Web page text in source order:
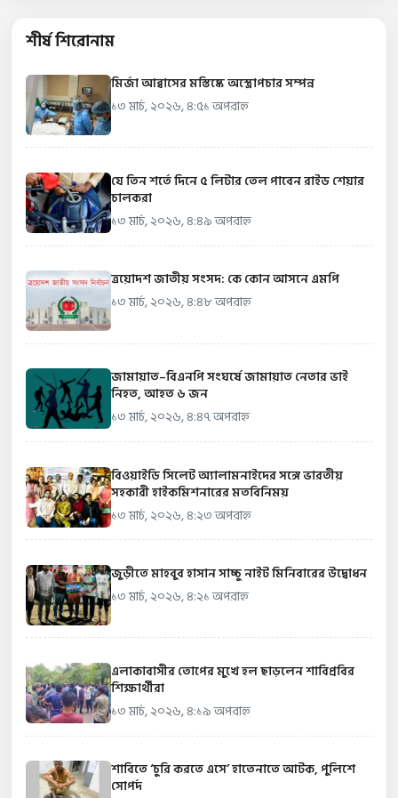
শীর্ষ শিরোনাম
মির্জা আব্বাসের মস্তিষ্কে অস্ত্রোপচার সম্পন্ন
১৩ মার্চ, ২০২৬, ৪:৫১ অপরাহ্ন
যে তিন শর্তে দিনে ৫ লিটার তেল পাবেন রাইড শেয়ার
চালকরা
১৩ মার্চ, ২০২৬, ৪:৪৯ অপরাহ্ন
ত্রয়োদশ জাতীয় সংসদ: কে কোন আসনে এমপি
১৩ মার্চ, ২০২৬, ৪:৪৮ অপরাহ্ন
জামায়াত–বিএনপি সংঘর্ষে জামায়াত নেতার ভাই
নিহত, আহত ৬ জন
১৩ মার্চ, ২০২৬, ৪:৪৭ অপরাহ্ন
বিওয়াইডি সিলেট অ্যালামনাইদের সঙ্গে ভারতীয়
সহকারী হাইকমিশনারের মতবিনিময়
১৩ মার্চ, ২০২৬, ৪:২৩ অপরাহ্ন
জুড়ীতে মাহবুব হাসান সাচ্চু নাইট মিনিবারের উদ্বোধন
১৩ মার্চ, ২০২৬, ৪:২১ অপরাহ্ন
এলাকাবাসীর তোপের মুখে হল ছাড়লেন শাবিপ্রবির
শিক্ষার্থীরা
১৩ মার্চ, ২০২৬, ৪:১৯ অপরাহ্ন
শাবিতে ‘চুরি করতে এসে’ হাতেনাতে আটক, পুলিশে
সোপর্দ